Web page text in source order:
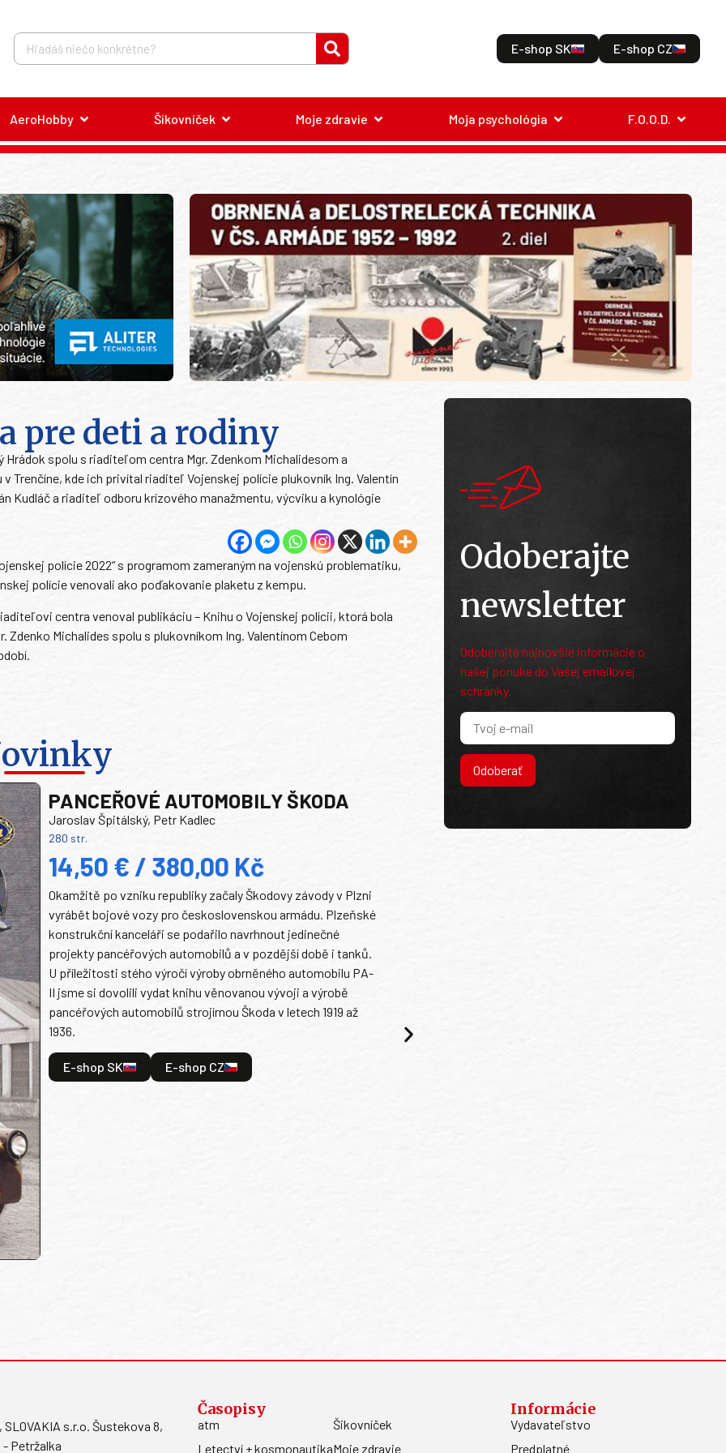
E-shop SK E-shop CZ
AeroHobby Šikovníček Moje zdravie Moja psychológia F.O.O.D.
pre deti a rodiny
spolu s riaditeľom centra Mgr. Zdenkom Michalidesom a
kde ich privítal riaditeľ Vojenskej polície plukovník Ing. Valentín
Kudláč a riaditeľ odboru krízového manažmentu, výcviku a kynológie
polície 2022“ s programom zameraným na vojenskú problematiku,
polície venovali ako poďakovanie plaketu z kempu.
centra venoval publikáciu – Knihu o Vojenskej polícii, ktorá bola
Michalides spolu s plukovníkom Ing. Valentínom Cebom
PANCEŘOVÉ AUTOMOBILY ŠKODA
Jaroslav Špitálský, Petr Kadlec
280 str.
14,50 € / 380,00 Kč
Okamžitě po vzniku republiky začaly Škodovy závody v Plzni
vyrábět bojové vozy pro československou armádu. Plzeňské
konstrukční kanceláři se podařilo navrhnout jedinečné
projekty pancéřových automobilů a v pozdější době i tanků.
U příležitosti stého výročí výroby obrněného automobilu PA-
II jsme si dovolili vydat knihu věnovanou vývoji a výrobě
pancéřových automobilů strojírnou Škoda v letech 1919 až
1936.
E-shop SK E-shop CZ
Odoberajte
newsletter
Odoberajte najnovšie informácie o
našej ponuke do Vašej emailovej
schránky.
Odoberať
SLOVAKIA s.r.o. Šustekova 8,
- Petržalka
Časopisy
atm
Letectví + kosmonautika
Šikovníček
Moje zdravie
Informácie
Vydavateľstvo
Predplatné